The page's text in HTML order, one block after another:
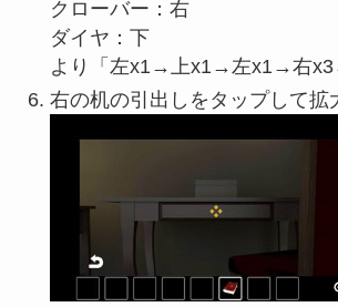
クローバー：右
ダイヤ：下
より「左x1→上x1→左x1→右
右の机の引出しをタップして拡